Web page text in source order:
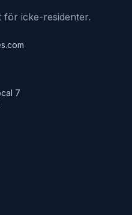
för icke-residenter.
7